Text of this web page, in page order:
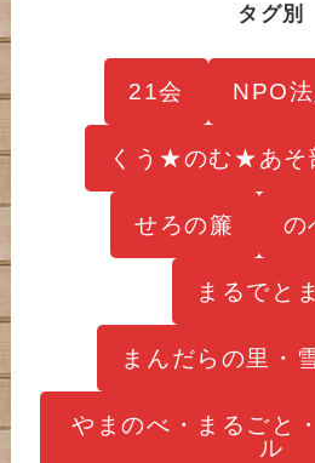
タグ別
21会 NPO
くう★のむ★あそ
せろの簾 の
まるでと
まんだらの里・
やまのべ・まるごと
ル